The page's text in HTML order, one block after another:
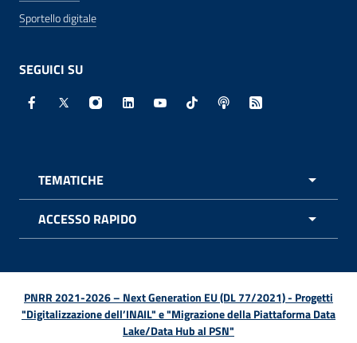
Sportello digitale
SEGUICI SU
Facebook - Sito esterno - Apertura in nuova finestra
X - Sito esterno - Apertura in nuova finestra
Instagram - Sito esterno - Apertura in
Linkedin - Sito esterno - Apertura in
Youtube - Sito esterno -
TikTok - Sito esterno -
Spreaker - Sito
Feed RSS -
TEMATICHE
ACCESSO RAPIDO
PNRR 2021-2026 – Next Generation EU (DL 77/2021) - Progetti
"Digitalizzazione dell’INAIL" e "Migrazione della Piattaforma Data
Lake/Data Hub al PSN"